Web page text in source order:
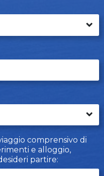
comprensivo di
e alloggio,
partire: